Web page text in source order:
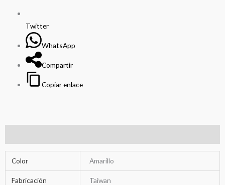
Twitter
WhatsApp
Compartir
Copiar enlace
Color Amarillo
Fabricación Taiwan